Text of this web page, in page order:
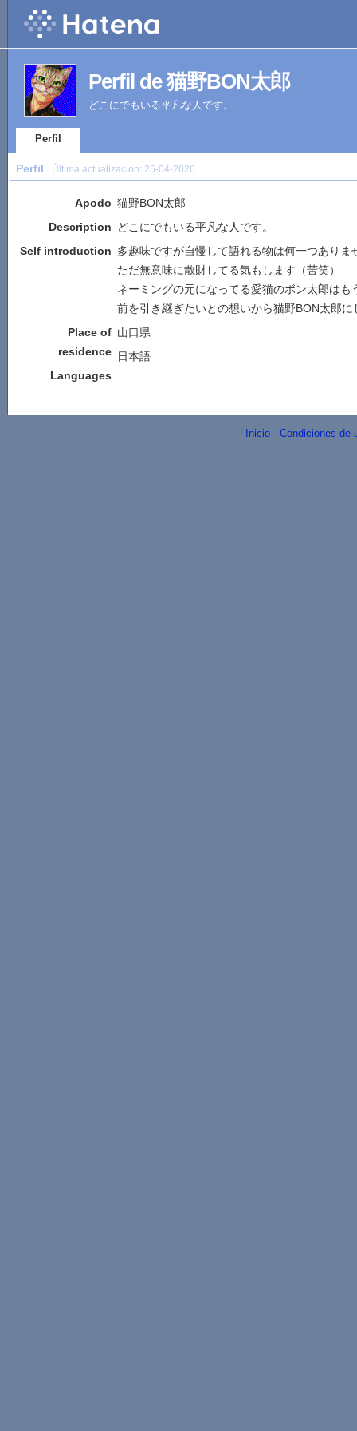
Perfil de 猫野BON太郎
どこにでもいる平凡な人です。
Perfil
Perfil Última actualización: 25-04-2026
Apodo 猫野BON太郎
Description
どこにでもいる平凡な人です。
Self introduction 多趣味ですが自慢して語れる物は何一つありま
ただ無意味に散財してる気もします（苦笑）
ネーミングの元になってる愛猫のボン太郎は
前を引き継ぎたいとの想いから猫野BON太郎に
Place of
residence
山口県
Languages
日本語
Inicio - Condiciones de